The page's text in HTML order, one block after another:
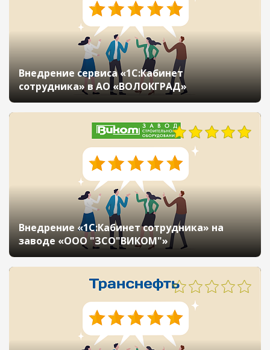
Внедрение сервиса «1С:Кабинет
сотрудника» в АО «ВОЛОКГРАД»
Внедрение «1С:Кабинет сотрудника» на
заводе «ООО "ЗСО"ВИКОМ"»